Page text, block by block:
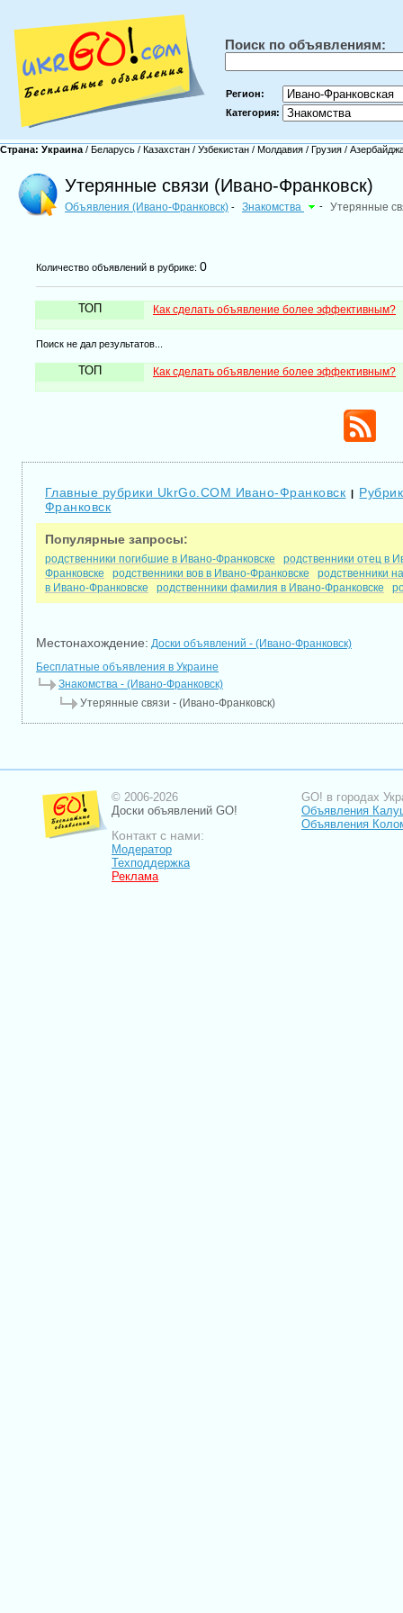
Поиск по объявлениям:
Регион:
Категория:
Страна: Украина / Беларусь / Казахстан / Узбекистан / Молдавия / Грузия /
Утерянные связи (Ивано-Франковск)
Объявления (Ивано-Франковск) - Знакомства - Утерянные
Количество объявлений в рубрике: 0
ТОП Как сделать объявление более эффективным?
Поиск не дал результатов...
ТОП Как сделать объявление более эффективным?
Главные рубрики UkrGo.COM Ивано-Франковск |
Франковск
Популярные запросы:
родственники погибшие в Ивано-Франковске
родственники отец в
Франковске
родственники вов в Ивано-Франковске
родственники
в Ивано-Франковске
родственники фамилия в Ивано-Франковске
Местонахождение: Доски объявлений - (Ивано-Франковск)
Бесплатные объявления в Украине
Знакомства - (Ивано-Франковск)
Утерянные связи - (Ивано-Франковск)
© 2006-2026
Доски объявлений GO!
Контакт с нами:
Модератор
Техподдержка
Реклама
GO! в городах
Объявления
Объявления